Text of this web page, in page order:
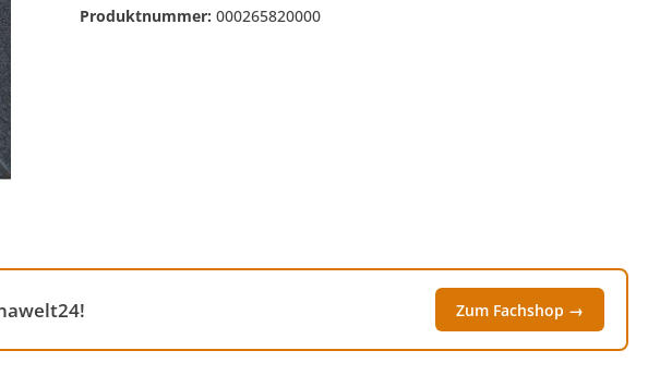
Produktnummer: 000265820000
Zum Fachshop →